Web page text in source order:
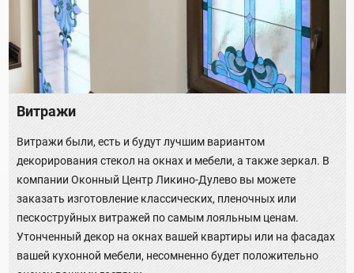
Витражи
Витражи были, есть и будут лучшим вариантом
декорирования стекол на окнах и мебели, а также зеркал. В
компании Оконный Центр Ликино-Дулево вы можете
заказать изготовление классических, пленочных или
пескоструйных витражей по самым лояльным ценам.
Утонченный декор на окнах вашей квартиры или на фасадах
вашей кухонной мебели, несомненно будет положительно